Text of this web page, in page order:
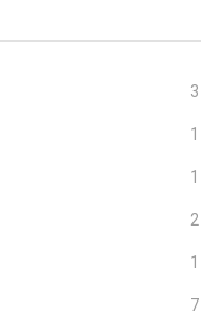
3
1
1
2
1
7